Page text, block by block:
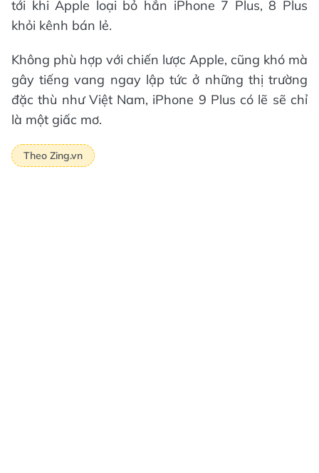
tới khi Apple loại bỏ hẳn iPhone 7 Plus, 8 Plus
khỏi kênh bán lẻ.
Không phù hợp với chiến lược Apple, cũng khó mà
gây tiếng vang ngay lập tức ở những thị trường
đặc thù như Việt Nam, iPhone 9 Plus có lẽ sẽ chỉ
là một giấc mơ.
Theo Zing.vn